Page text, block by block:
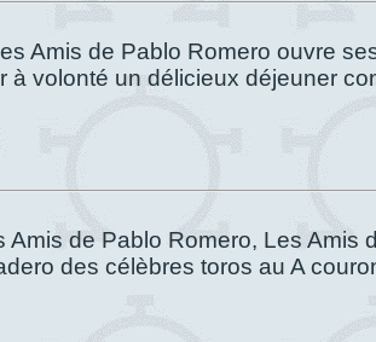
Amis de Pablo Romero ouvre
à volonté un délicieux déjeuner
de Pablo Romero, Les Amis
des célèbres toros au A